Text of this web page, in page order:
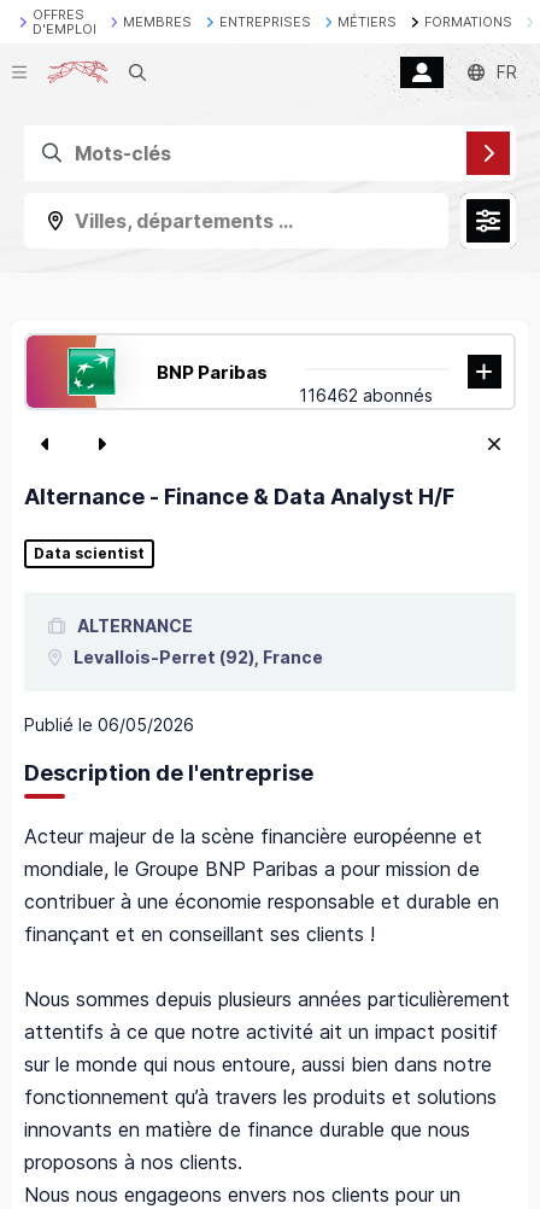
OFFRES
D'EMPLOI
MEMBRES ENTREPRISES MÉTIERS FORMATIONS
Recherche FR
Villes, départements ...
BNP Paribas
116462 abonnés
Alternance - Finance & Data Analyst H/F
Data scientist
ALTERNANCE
Levallois-Perret (92), France
Publié le 06/05/2026
Description de l'entreprise
Acteur majeur de la scène financière européenne et
mondiale, le Groupe BNP Paribas a pour mission de
contribuer à une économie responsable et durable en
finançant et en conseillant ses clients !
Nous sommes depuis plusieurs années particulièrement
attentifs à ce que notre activité ait un impact positif
sur le monde qui nous entoure, aussi bien dans notre
fonctionnement qu’à travers les produits et solutions
innovants en matière de finance durable que nous
proposons à nos clients.
Nous nous engageons envers nos clients pour un